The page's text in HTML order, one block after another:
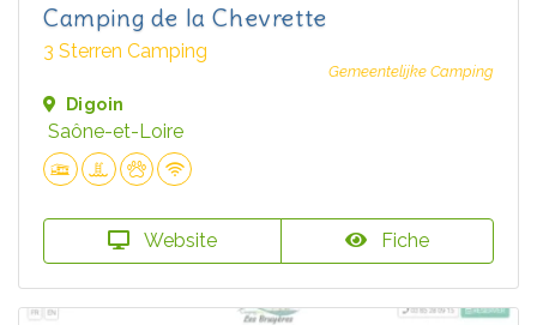
Camping de la Chevrette
3 Sterren Camping
Gemeentelijke Camping
Digoin
Saône-et-Loire
Website Fiche